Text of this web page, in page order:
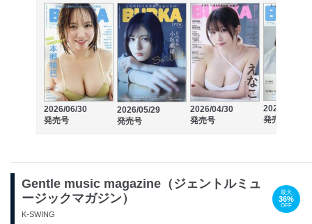
2026/06/30
発売号
2026/05/29
発売号
2026/04/30
発売号
2026/03/31
発売号
Gentle music magazine（ジェントルミュ
ージックマガジン）
K-SWING
最大
36%
OFF